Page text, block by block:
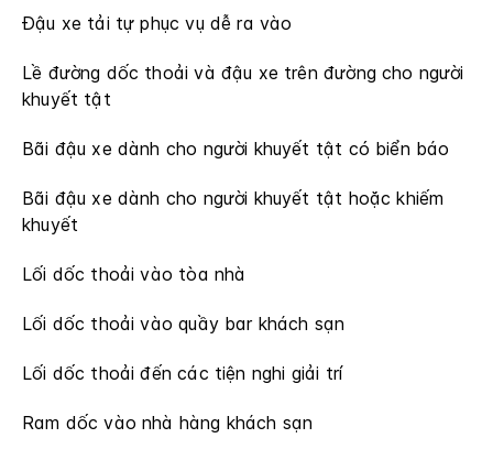
Đậu xe tải tự phục vụ dễ ra vào
Lề đường dốc thoải và đậu xe trên đường cho người
khuyết tật
Bãi đậu xe dành cho người khuyết tật có biển báo
Bãi đậu xe dành cho người khuyết tật hoặc khiếm
khuyết
Lối dốc thoải vào tòa nhà
Lối dốc thoải vào quầy bar khách sạn
Lối dốc thoải đến các tiện nghi giải trí
Ram dốc vào nhà hàng khách sạn